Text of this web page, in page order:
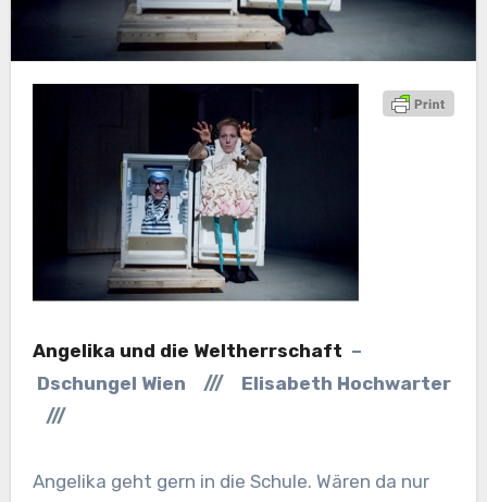
Angelika und die Weltherrschaft –
Dschungel Wien /// Elisabeth Hochwarter
///
Angelika geht gern in die Schule. Wären da nur